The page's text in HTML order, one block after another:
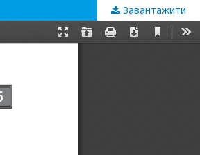
Завантажити